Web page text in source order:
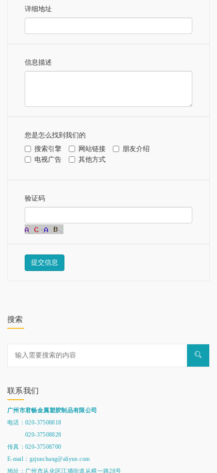
详细地址
信息描述
您是怎么找到我们的
搜索引擎
网站链接
朋友介绍
电视广告
其他方式
验证码
搜索
联系我们
广州市君畅金属塑胶制品有限公司
电话：020-37508818
020-37508828
传真：020-37508700
E-mail：gzjunchang@aliyun.com
地址：广州市从化区江埔街道从樟一路28号